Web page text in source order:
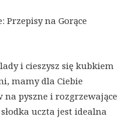
Przepisy na Gorące
i cieszysz się kubkiem
mamy dla Ciebie
pyszne i rozgrzewające
uczta jest idealna